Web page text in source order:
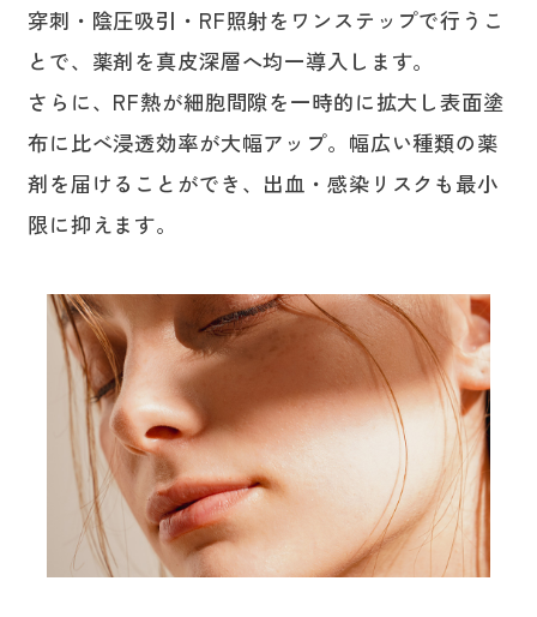
穿刺・陰圧吸引・RF照射をワンステップで行うこ
とで、薬剤を真皮深層へ均一導入します。
さらに、RF熱が細胞間隙を一時的に拡大し表面塗
布に比べ浸透効率が大幅アップ。幅広い種類の薬
剤を届けることができ、出血・感染リスクも最小
限に抑えます。